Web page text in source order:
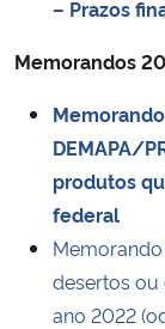
– Prazos
Memorandos
DEMAPA/
produtos
federal
desertos ou
ano 2022